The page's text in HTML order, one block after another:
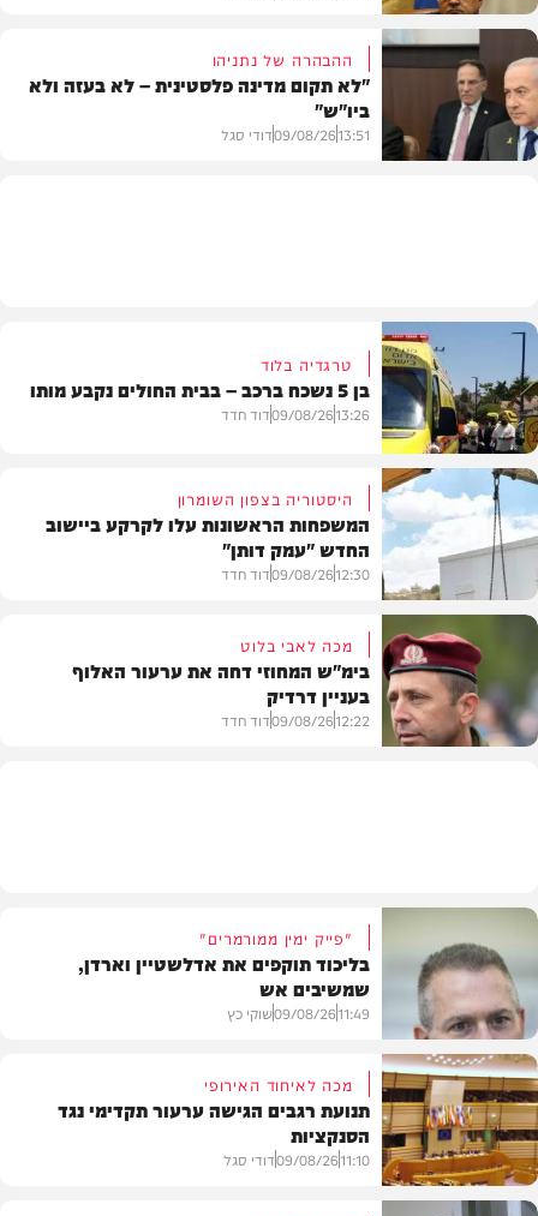
פוליטי
ההבהרה של נתניהו
"לא תקום מדינה פלסטינית – לא בעזה ולא
ביו"ש"
13:51
09/08/26דודי סגל
חדשות
טרגדיה בלוד
בן 5 נשכח ברכב – בבית החולים נקבע מותו
13:26
09/08/26דוד חדד
בארץ
היסטוריה בצפון השומרון
המשפחות הראשונות עלו לקרקע ביישוב
החדש "עמק דותן"
12:30
09/08/26דוד חדד
מכה לאבי בלוט
בימ"ש המחוזי דחה את ערעור האלוף
בעניין דרדיק
12:22
09/08/26דוד חדד
חדשות
"פייק ימין ממורמרים"
בליכוד תוקפים את אדלשטיין וארדן,
שמשיבים אש
11:49
09/08/26שוקי כץ
מכה לאיחוד האירופי
תנועת רגבים הגישה ערעור תקדימי נגד
הסנקציות
11:10
09/08/26דודי סגל